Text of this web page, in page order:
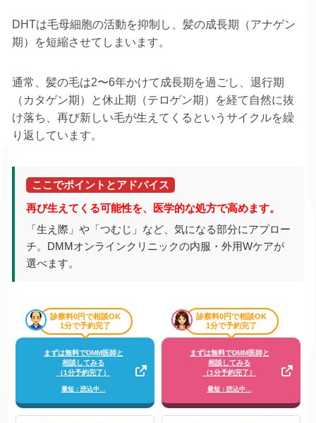
DHTは毛母細胞の活動を抑制し、髪の成長期（アナゲン
期）を短縮させてしまいます。
通常、髪の毛は2〜6年かけて成長期を過ごし、退行期
（カタゲン期）と休止期（テロゲン期）を経て自然に抜
け落ち、再び新しい毛が生えてくるというサイクルを繰
り返しています。
ここでポイントとアドバイス
再び生えてくる可能性を、医学的な処方で高めます。
「生え際」や「つむじ」など、気になる部分にアプロー
チ。DMMオンラインクリニックの内服・外用Wケアが
選べます。
診察料0円で相談OK
1分で予約完了
まずは無料でDMM医師と
相談してみる
（1分予約完了）
最短：読込中…
診察料0円で相談OK
1分で予約完了
まずは無料でDMM医師と
相談してみる
（1分予約完了）
最短：読込中…